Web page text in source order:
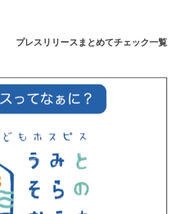
プレスリリースまとめてチェック一覧